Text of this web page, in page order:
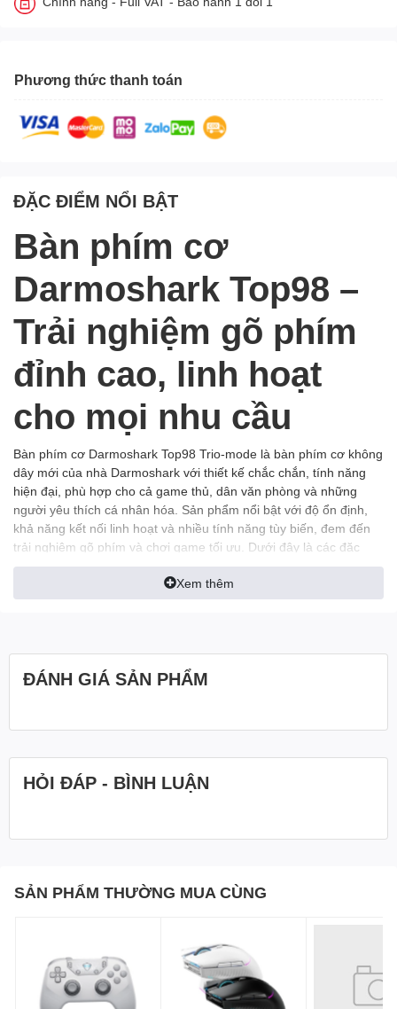
Phương thức thanh toán
ĐẶC ĐIỂM NỔI BẬT
Bàn phím cơ
Darmoshark Top98 –
Trải nghiệm gõ phím
đỉnh cao, linh hoạt
cho mọi nhu cầu
Bàn phím cơ Darmoshark Top98 Trio-mode là bàn phím cơ không
dây mới của nhà Darmoshark với thiết kế chắc chắn, tính năng
hiện đại, phù hợp cho cả game thủ, dân văn phòng và những
người yêu thích cá nhân hóa. Sản phẩm nổi bật với độ ổn định,
khả năng kết nối linh hoạt và nhiều tính năng tùy biến, đem đến
trải nghiệm gõ phím và chơi game tối ưu. Dưới đây là các đặc
điểm nổi bật của chiếc bàn phím này.
Thiết Kế Gọn Nhẹ và Ổn Định
cần thiết và không ảnh hưởng đến hiệu suất. Kết cấu Top-
màu sắc cực kỳ trendy, đảm bảo cả yếu tố thời trang lẫn hiệu suất
cho anh em.
Xem thêm
ĐÁNH GIÁ SẢN PHẨM
HỎI ĐÁP - BÌNH LUẬN
SẢN PHẨM THƯỜNG MUA CÙNG